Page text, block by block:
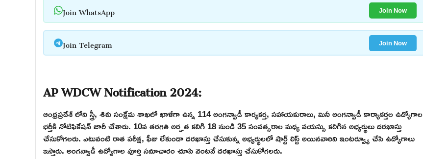
Join WhatsApp Join Now
Join Telegram Join Now
AP WDCW Notification 2024:
ఆంధ్రప్రదేశ్ లోని స్త్రీ, శిశు సంక్షేమ శాఖలో ఖాళీగా ఉన్న 114 అంగన్వాడీ కార్యకర్త, సహాయకురాలు, మినీ అంగన్వాడీ కార్యాకర్తల ఉద్యోగాల
భర్తీకి నోటిఫికేషన్ జారీ చేశారు. 10వ తరగతి అర్హత కలిగి 18 నుండి 35 సంవత్సరాల మధ్య వయస్సు కలిగిన అభ్యర్థులు దరఖాస్తు
చేసుకోగలరు. ఎటువంటి రాత పరీక్ష, ఫీజు లేకుండా దరఖాస్తు చేసుకున్న అభ్యర్థులలో షార్ట్ లిస్ట్ అయినవారిని ఇంటర్వ్యూ చేసి ఉద్యోగాలు
ఇస్తారు. అంగన్వాడీ ఉద్యోగాల పూర్తి సమాచారం చూసి వెంటనే దరఖాస్తు చేసుకోగలరు.